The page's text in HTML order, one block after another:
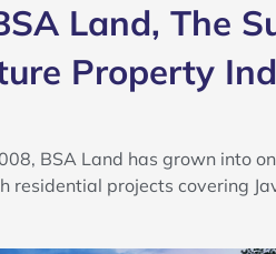
Land, The
Property
BSA Land has grown into
residential projects covering